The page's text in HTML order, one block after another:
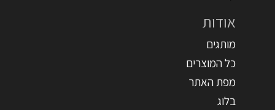
אודות
מותגים
כל המוצרים
מפת האתר
בלוג